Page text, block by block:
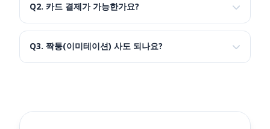
Q2. 카드 결제가 가능한가요?
Q3. 짝퉁(이미테이션) 사도 되나요?